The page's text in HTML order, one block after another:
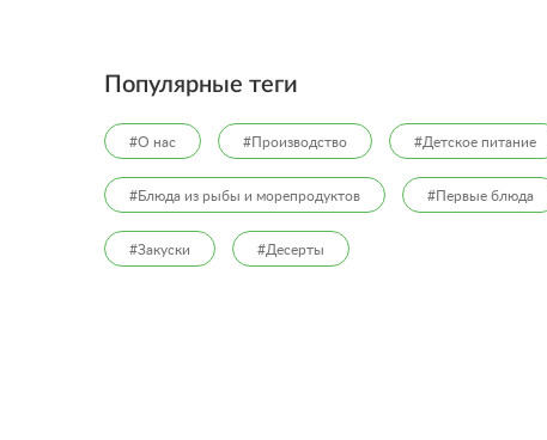
Популярные теги
#О нас #Производство #Детское питание
#Блюда из рыбы и морепродуктов #Первые блюда
#Закуски #Десерты